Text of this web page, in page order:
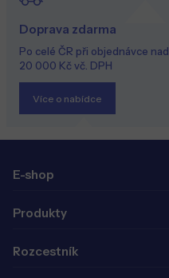
Doprava zdarma
Po celé ČR při objednávce nad
20 000 Kč vč. DPH
Více o nabídce
E-shop
Produkty
Rozcestník